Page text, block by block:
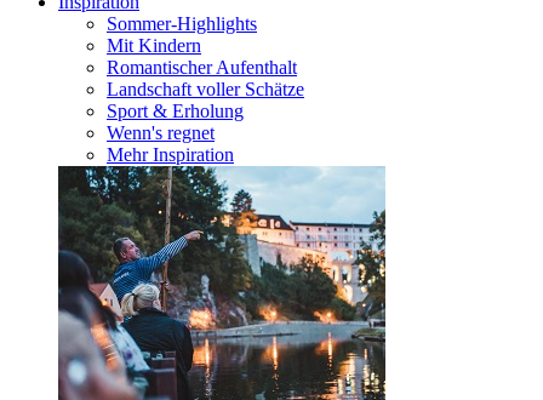
Sommer-Highlights
Mit Kindern
Romantischer Aufenthalt
Landschaft voller Schätze
Sport & Erholung
Wenn's regnet
Mehr Inspiration